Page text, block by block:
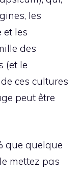
les
et les
des
(et le
ces cultures
peut être
que quelque
mettez pas